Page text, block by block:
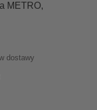
METRO,
dostawy